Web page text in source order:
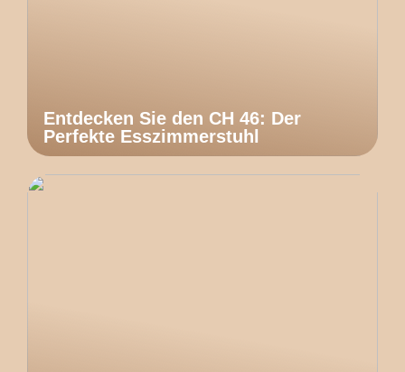
Entdecken Sie den CH 46: Der
Perfekte Esszimmerstuhl